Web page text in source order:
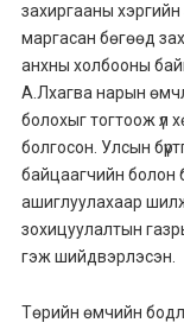
захиргааны
маргасан бөгөөд
анхны холбооны
А.Лхагва нарын
болохыг тогтоож үл
болгосон. Улсын
байцаагчийн болон
ашиглуулахаар
зохицуулалтын
гэж шийдвэрлэсэн.
Төрийн өмчийн